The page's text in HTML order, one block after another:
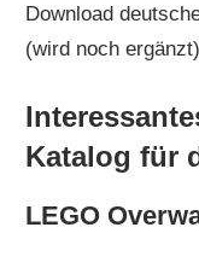
Download
(wird noch ergänzt)
Katalog für
LEGO